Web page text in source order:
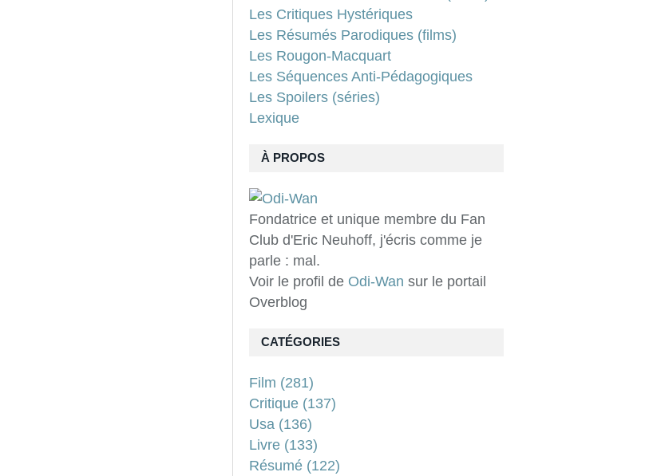
À PROPOS
Fondatrice et unique membre du Fan
Club d'Eric Neuhoff, j'écris comme je
parle : mal.
Voir le profil de Odi-Wan sur le portail
Overblog
Les Critiques Hystériques
Les Résumés Parodiques (films)
Les Rougon-Macquart
Les Séquences Anti-Pédagogiques
Les Spoilers (séries)
Lexique
CATÉGORIES
Film (281)
Critique (137)
Usa (136)
Livre (133)
Résumé (122)